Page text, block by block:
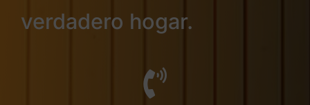
verdadero hogar.